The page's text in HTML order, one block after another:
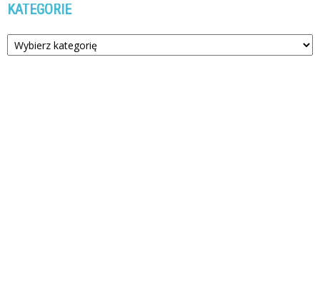
KATEGORIE
Kategorie